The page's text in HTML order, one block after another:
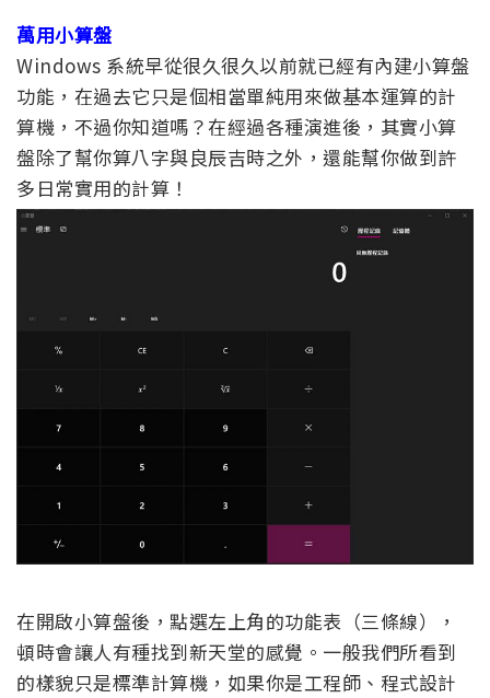
萬用小算盤
Windows 系統早從很久很久以前就已經有內建小算盤
功能，在過去它只是個相當單純用來做基本運算的計
算機，不過你知道嗎？在經過各種演進後，其實小算
盤除了幫你算八字與良辰吉時之外，還能幫你做到許
多日常實用的計算！
在開啟小算盤後，點選左上角的功能表（三條線），
頓時會讓人有種找到新天堂的感覺。一般我們所看到
的樣貌只是標準計算機，如果你是工程師、程式設計